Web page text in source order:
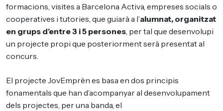
formacions, visites a Barcelona Activa, empreses socials o
cooperatives i tutories, que guiarà a l’alumnat, organitzat
en grups d’entre 3 i 5 persones, per tal que desenvolupi
un projecte propi que posteriorment serà presentat al
concurs.
El projecte JovEmprèn es basa en dos principis
fonamentals que han d’acompanyar al desenvolupament
dels projectes, per una banda, el